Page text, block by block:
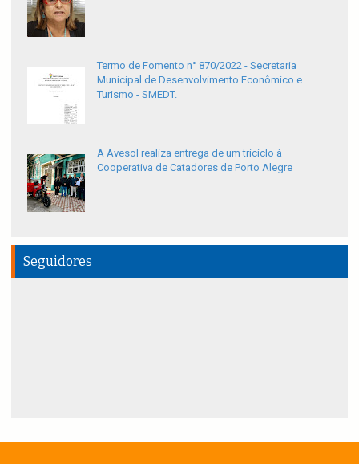
Termo de Fomento n° 870/2022 - Secretaria
Municipal de Desenvolvimento Econômico e
Turismo - SMEDT.
A Avesol realiza entrega de um triciclo à
Cooperativa de Catadores de Porto Alegre
Seguidores